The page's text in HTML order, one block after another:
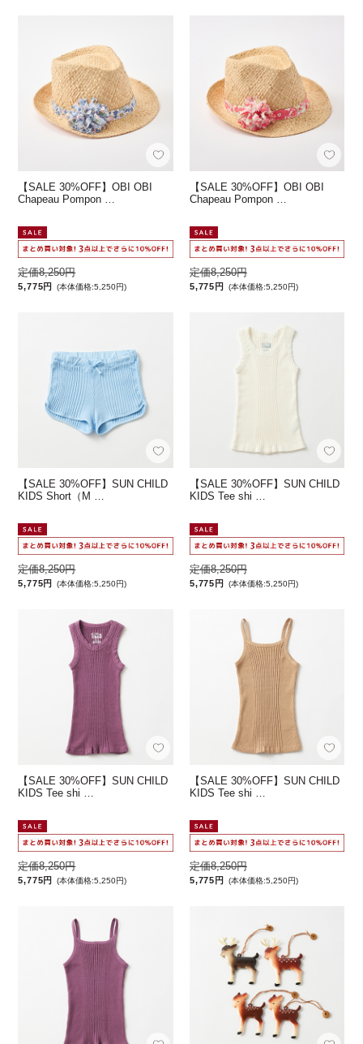
【SALE 30%OFF】OBI OBI
Chapeau Pompon …
定価8,250円
5,775円 (本体価格:5,250円)
【SALE 30%OFF】OBI OBI
Chapeau Pompon …
定価8,250円
5,775円 (本体価格:5,250円)
【SALE 30%OFF】SUN CHILD
KIDS Short（M …
定価8,250円
5,775円 (本体価格:5,250円)
【SALE 30%OFF】SUN CHILD
KIDS Tee shi …
定価8,250円
5,775円 (本体価格:5,250円)
【SALE 30%OFF】SUN CHILD
KIDS Tee shi …
定価8,250円
5,775円 (本体価格:5,250円)
【SALE 30%OFF】SUN CHILD
KIDS Tee shi …
定価8,250円
5,775円 (本体価格:5,250円)